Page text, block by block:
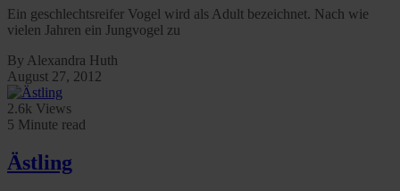
Ein geschlechtsreifer Vogel wird als Adult bezeichnet. Nach wie
vielen Jahren ein Jungvogel zu
By Alexandra Huth
August 27, 2012
2.6k Views
5 Minute read
Ästling